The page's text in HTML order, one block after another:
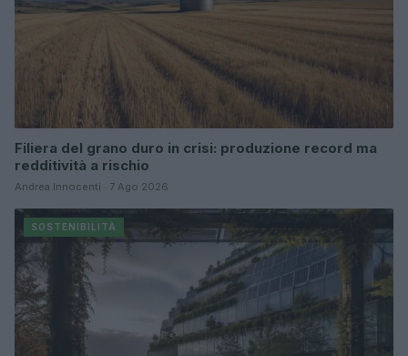
Filiera del grano duro in crisi: produzione record ma
redditività a rischio
Andrea Innocenti · 7 Ago 2026
SOSTENIBILITÀ